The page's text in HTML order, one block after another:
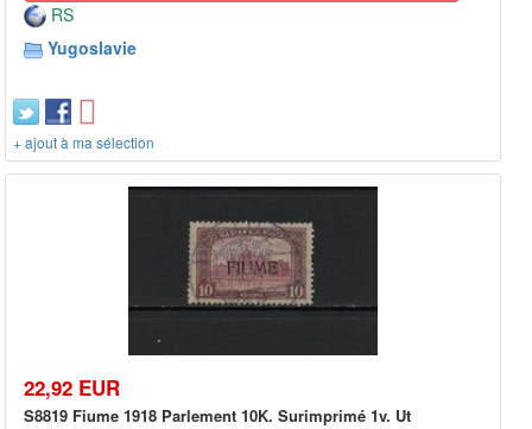
RS
Yugoslavie
+ ajout à ma sélection
22,92 EUR
S8819 Fiume 1918 Parlement 10K. Surimprimé 1v. Ut